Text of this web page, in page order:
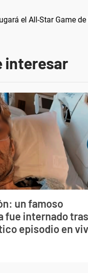
el All-Star Game
interesar
un famoso
fue internado tras
episodio en